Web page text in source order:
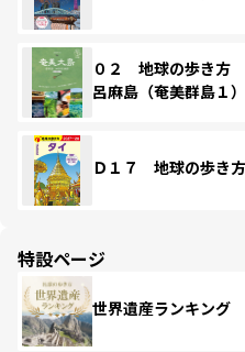
０２ 地球の歩き
呂麻島（奄美群島１
Ｄ１７ 地球の歩き
特設ページ
世界遺産ランキング